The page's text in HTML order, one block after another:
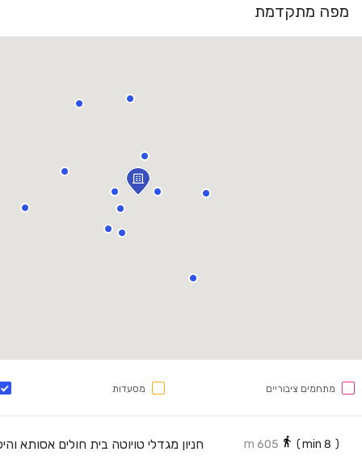
מפה מתקדמת
מתחמים ציבוריים מסעדות
(
8
605 m